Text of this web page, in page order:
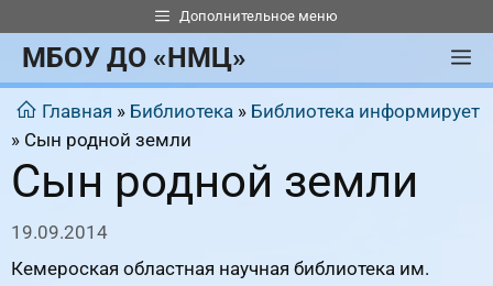
к
содержимому
Дополнительное меню
МБОУ ДО «НМЦ»
Главная » Библиотека » Библиотека информирует
» Сын родной земли
Сын родной земли
19.09.2014
Кемероская областная научная библиотека им.